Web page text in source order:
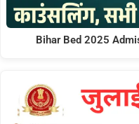
Bihar Bed 2025